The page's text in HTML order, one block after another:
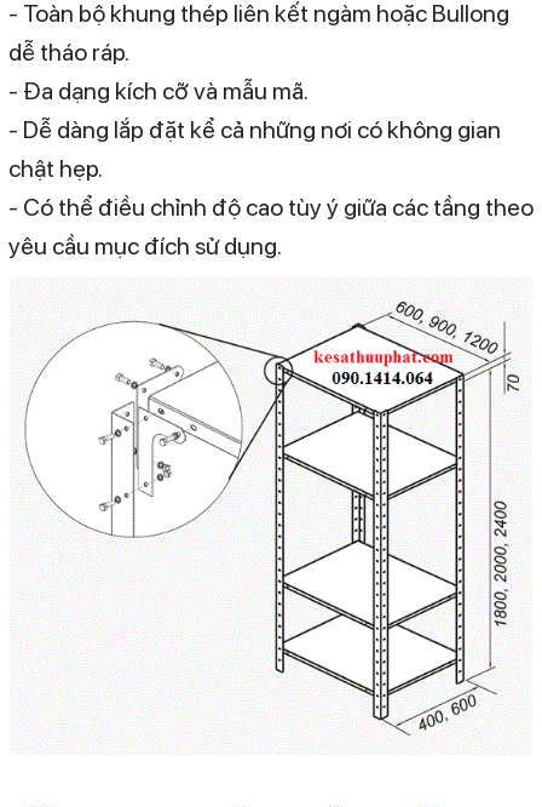
- Toàn bộ khung thép liên kết ngàm hoặc Bullong
dễ tháo ráp.
- Đa dạng kích cỡ và mẫu mã.
- Dễ dàng lắp đặt kể cả những nơi có không gian
chật hẹp.
- Có thể điều chỉnh độ cao tùy ý giữa các tầng theo
yêu cầu mục đích sử dụng.